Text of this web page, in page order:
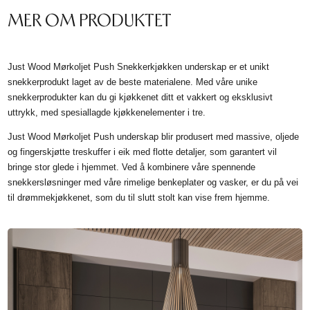
MER OM PRODUKTET
Just Wood Mørkoljet Push Snekkerkjøkken underskap er et unikt
snekkerprodukt laget av de beste materialene. Med våre unike
snekkerprodukter kan du gi kjøkkenet ditt et vakkert og eksklusivt
uttrykk, med spesiallagde kjøkkenelementer i tre.
Just Wood Mørkoljet Push underskap blir produsert med massive, oljede
og fingerskjøtte treskuffer i eik med flotte detaljer, som garantert vil
bringe stor glede i hjemmet. Ved å kombinere våre spennende
snekkersløsninger med våre rimelige benkeplater og vasker, er du på vei
til drømmekjøkkenet, som du til slutt stolt kan vise frem hjemme.